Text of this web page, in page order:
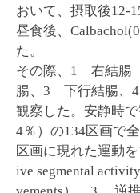
おいて、摂取後12-
昼食後、
た。
その際、1 右結腸
腸、3 下行結腸、
観察した。安静時
4％）の134区画で
区画に現れた運動
ive segmental